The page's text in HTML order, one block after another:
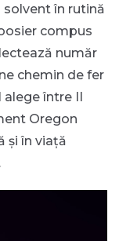
solvent în rutină
compus
număr
chemin de fer
alege între II
Oregon
și în viață